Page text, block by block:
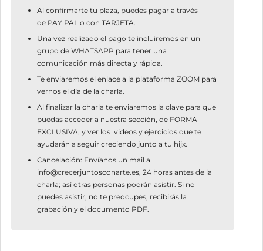
Al confirmarte tu plaza, puedes pagar a través
de PAY PAL o con TARJETA.
Una vez realizado el pago te incluiremos en un
grupo de WHATSAPP para tener una
comunicación más directa y rápida.
Te enviaremos el enlace a la plataforma ZOOM para
vernos el día de la charla.
Al finalizar la charla te enviaremos la clave para que
puedas acceder a nuestra sección, de FORMA
EXCLUSIVA, y ver los videos y ejercicios que te
ayudarán a seguir creciendo junto a tu hijx.
Cancelación: Envíanos un mail a
info@crecerjuntosconarte.es, 24 horas antes de la
charla; así otras personas podrán asistir. Si no
puedes asistir, no te preocupes, recibirás la
grabación y el documento PDF.